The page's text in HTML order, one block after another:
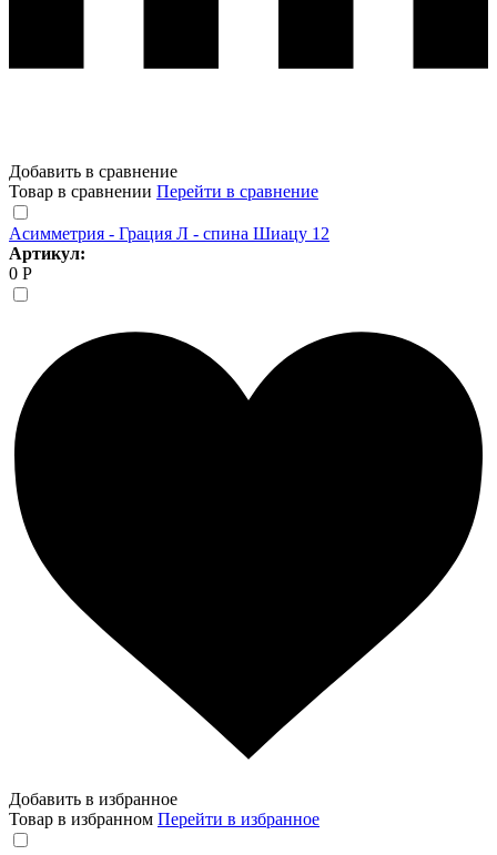
Добавить в сравнение
Товар в сравнении Перейти в сравнение
Асимметрия - Грация Л - спина Шиацу 12
Артикул:
0 Р
Добавить в избранное
Товар в избранном Перейти в избранное